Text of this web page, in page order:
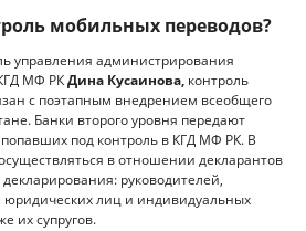
мобильных переводов?
управления администрирования
МФ РКДина Кусаинова, контроль
с поэтапным внедрением всеобщего
Банки второго уровня передают
под контроль в КГД МФ РК. В
в отношении декларантов
руководителей,
юридических лиц и индивидуальных
их супругов.